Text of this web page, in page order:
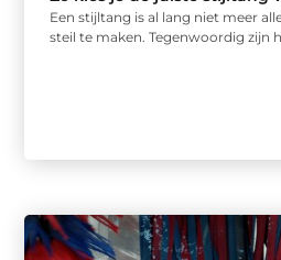
Een stijltang is al lang niet meer
steil te maken. Tegenwoordig zijn